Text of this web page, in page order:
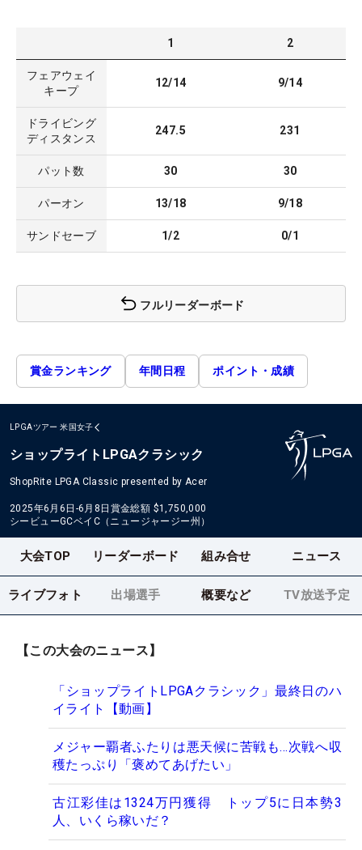
1 2
フェアウェイ
キープ
12/14 9/14
ドライビング
ディスタンス
247.5 231
パット数 30 30
パーオン 13/18 9/18
サンドセーブ 1/2 0/1
フルリーダーボード
賞金ランキング 年間日程 ポイント・成績
LPGAツアー 米国女子
ショップライトLPGAクラシック
ShopRite LPGA Classic presented by Acer
2025年6月6日-6月8日 賞金総額 $1,750,000
シービューGCベイC（ニュージャージー州）
大会TOP リーダーボード 組み合せ ニュース
ライブフォト 出場選手 概要など TV放送予定
【この大会のニュース】
「ショップライトLPGAクラシック」最終日のハ
イライト【動画】
メジャー覇者ふたりは悪天候に苦戦も…次戦へ収
穫たっぷり「褒めてあげたい」
古江彩佳は1324万円獲得 トップ5に日本勢3
人、いくら稼いだ？